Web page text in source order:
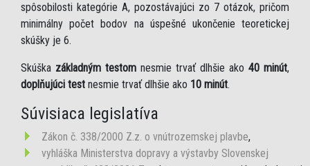
spôsobilosti kategórie A, pozostávajúci zo 7 otázok, pričom
minimálny počet bodov na úspešné ukončenie teoretickej
skúšky je 6.
Skúška základným testom nesmie trvať dlhšie ako 40 minút,
doplňujúci test nesmie trvať dlhšie ako 10 minút.
Súvisiaca legislatíva
Zákon č. 338/2000 Z.z. o vnútrozemskej plavbe,
vyhláška Ministerstva dopravy a výstavby Slovenskej